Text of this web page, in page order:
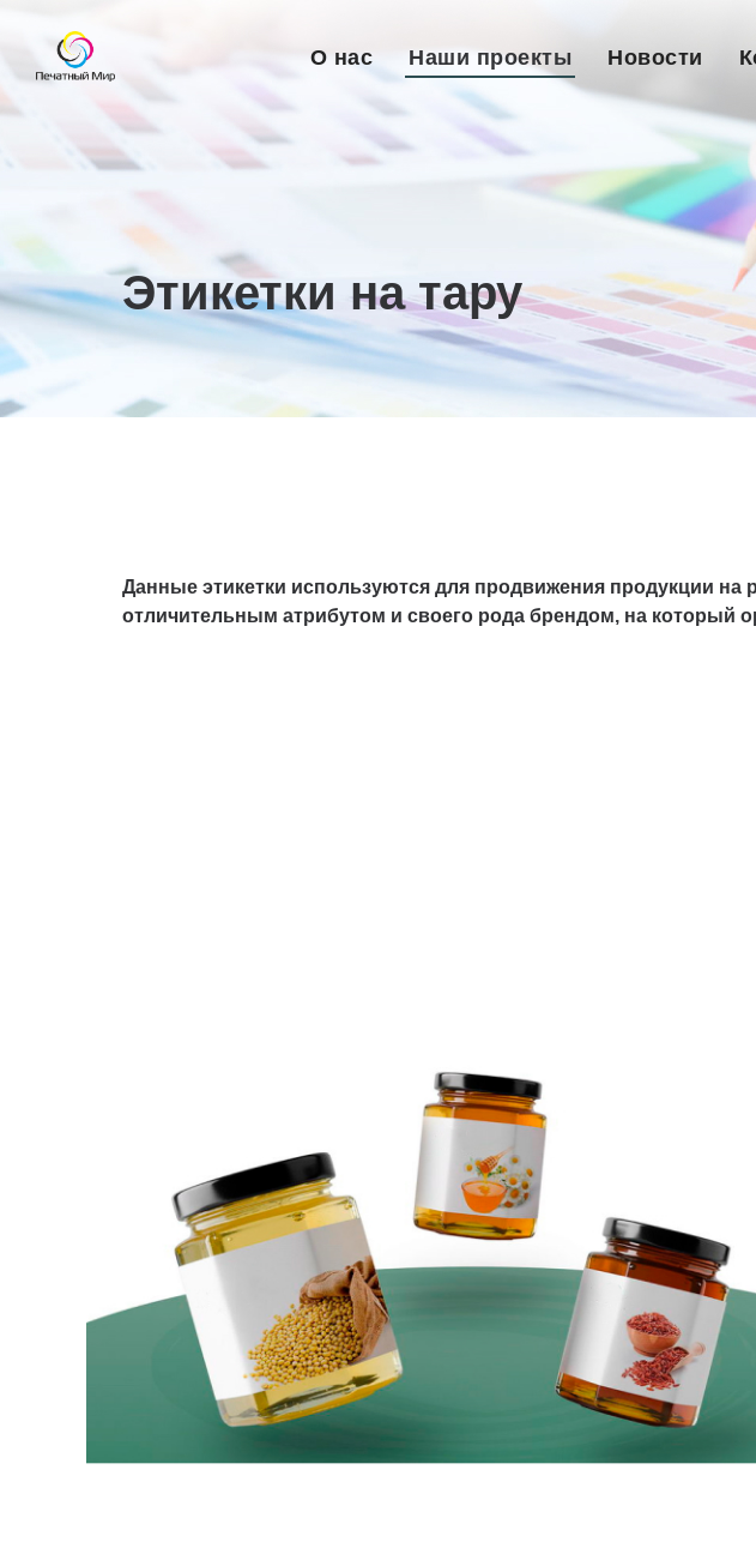
О нас Наши проекты Новости
Этикетки на тару
Данные этикетки используются для продвижения продукции на
отличительным атрибутом и своего рода брендом, на который